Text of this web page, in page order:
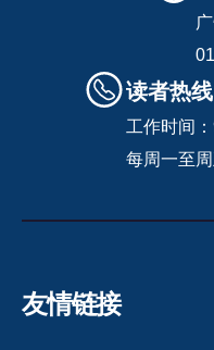
读者热
工作时间
每周一至
友情链接